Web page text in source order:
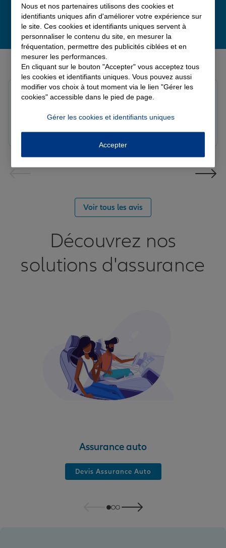
Derniers avis de nos agences Allianz
Note de 5 sur 5
louna p.
Voir tous les avis
Découvrez nos
solutions d'assurance
Assurance auto
Devis Assurance Auto
Nous et nos partenaires utilisons des cookies et
identifiants uniques afin d'améliorer votre expérience sur
le site. Ces cookies et identifiants uniques servent à
personnaliser le contenu du site, en mesurer la
fréquentation, permettre des publicités ciblées et en
mesurer les performances.
En cliquant sur le bouton "Accepter" vous acceptez tous
les cookies et identifiants uniques. Vous pouvez aussi
modifier vos choix à tout moment via le lien "Gérer les
cookies" accessible dans le pied de page.
Gérer les cookies et identifiants uniques
Accepter